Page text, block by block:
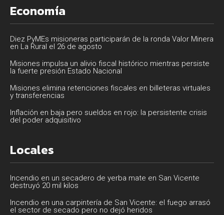
Economía
Diez PyMEs misioneras participarán de la ronda Valor Minera
en La Rural el 26 de agosto
Misiones impulsa un alivio fiscal histórico mientras persiste
la fuerte presión Estado Nacional
Misiones elimina retenciones fiscales en billeteras virtuales
y transferencias
Inflación en baja pero sueldos en rojo: la persistente crisis
del poder adquisitivo
Locales
Incendio en un secadero de yerba mate en San Vicente
destruyó 20 mil kilos
Incendio en una carpintería de San Vicente: el fuego arrasó
el sector de secado pero no dejó heridos